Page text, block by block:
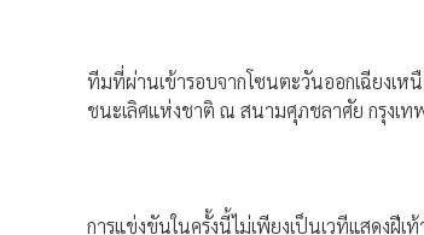
ทีมที่ผ่านเข้ารอบจากโซนตะวันออกเฉียงเห
ชนะเลิศแห่งชาติ ณ สนามศุภชลาศัย กรุงเ
การแข่งขันในครั้งนี้ไม่เพียงเป็นเวทีแสดงฝี